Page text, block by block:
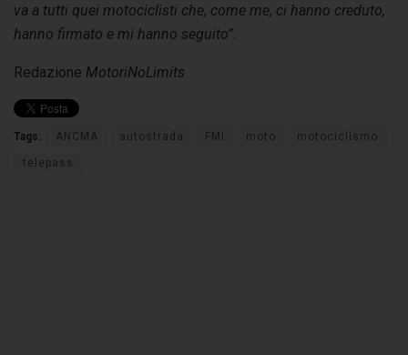
va a tutti quei motociclisti che, come me, ci hanno creduto,
hanno firmato e mi hanno seguito”.
Redazione MotoriNoLimits
Tags: ANCMA autostrada FMI moto motociclismo
telepass